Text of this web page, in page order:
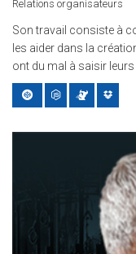
Relations organisateurs
Son travail consiste à
les aider dans la
ont du mal à saisir